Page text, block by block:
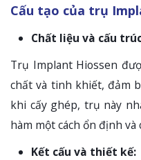
Cấu tạo của trụ
Chất liệu và cấu
Trụ Implant Hiossen
chất và tinh khiết, đảm
khi cấy ghép, trụ này
hàm một cách ổn định và
Kết cấu và thiết kế: